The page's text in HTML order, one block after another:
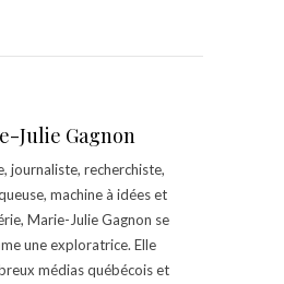
Julie Gagnon
journaliste, recherchiste,
machine à idées et
Marie-Julie Gagnon se
une exploratrice. Elle
médias québécois et